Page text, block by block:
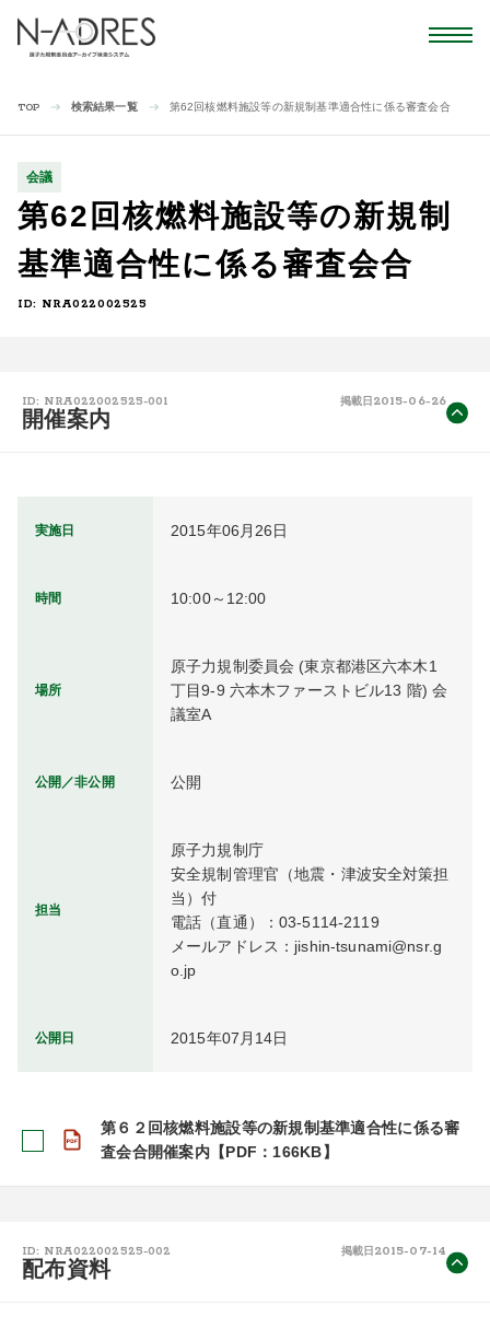
TOP 検索結果一覧 第62回核燃料施設等の新規制基準適合性に係る審査会合
会議
第62回核燃料施設等の新規制
基準適合性に係る審査会合
ID: NRA022002525
ID: NRA022002525-001 掲載日 2015-06-26
開催案内
実施日 2015年06月26日
時間 10:00～12:00
場所
原子力規制委員会 (東京都港区六本木1
丁目9-9 六本木ファーストビル13 階) 会
議室A
公開／非公開 公開
担当
原子力規制庁
安全規制管理官（地震・津波安全対策担
当）付
電話（直通）：03-5114-2119
メールアドレス：jishin-tsunami@nsr.g
o.jp
公開日 2015年07月14日
第６２回核燃料施設等の新規制基準適合性に係る審
査会合開催案内【PDF：166KB】
ID: NRA022002525-002 掲載日 2015-07-14
配布資料